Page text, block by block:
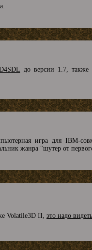
до версии 1.7, также
игра для IBM-
жанра "шутер от
Volatile3D II, это надо видеть